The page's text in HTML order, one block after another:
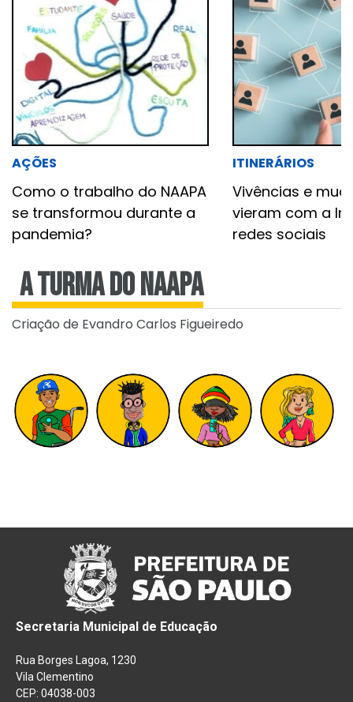
AÇÕES
Como o trabalho do NAAPA
se transformou durante a
pandemia?
ITINERÁRIOS
Vivências e
vieram com a
redes sociais
A turma do NAAPA
Criação de Evandro Carlos Figueiredo
Secretaria Municipal de Educação
Rua Borges Lagoa, 1230
Vila Clementino
CEP: 04038-003